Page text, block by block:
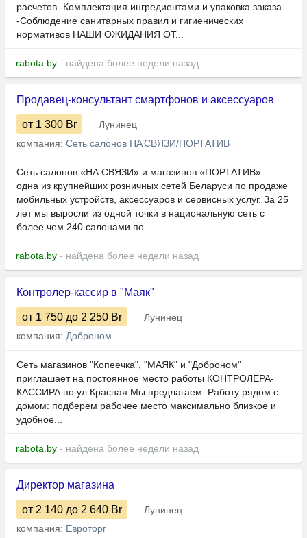
расчетов -Комплектация ингредиентами и упаковка заказа
-Соблюдение санитарных правил и гигиенических
нормативов НАШИ ОЖИДАНИЯ ОТ...
rabota.by - найдена более недели назад
Продавец-консультант смартфонов и аксессуаров
от 1 300 Br
Лунинец
компания: Сеть салонов НА’СВЯЗИ/ПОРТАТИВ
Сеть салонов «НА СВЯЗИ» и магазинов «ПОРТАТИВ» —
одна из крупнейших розничных сетей Беларуси по продаже
мобильных устройств, аксессуаров и сервисных услуг. За 25
лет мы выросли из одной точки в национальную сеть с
более чем 240 салонами по...
rabota.by - найдена более недели назад
Контролер-кассир в "Маяк"
от 1 750 до 2 250 Br
Лунинец
компания: Доброном
Сеть магазинов "Копеечка", "МАЯК" и "Доброном"
приглашает на постоянное место работы КОНТРОЛЕРА-
КАССИРА по ул.Красная Мы предлагаем: Работу рядом с
домом: подберем рабочее место максимально близкое и
удобное...
rabota.by - найдена более недели назад
Директор магазина
от 2 140 до 2 640 Br
Лунинец
компания: Евроторг